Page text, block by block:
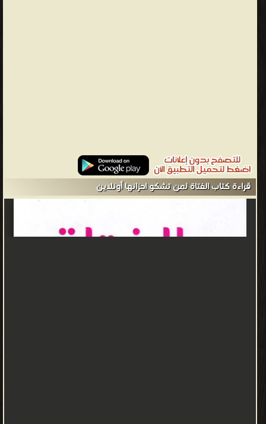
قراءة كتاب الفتاة لمن تشكو احزانها أونلاين